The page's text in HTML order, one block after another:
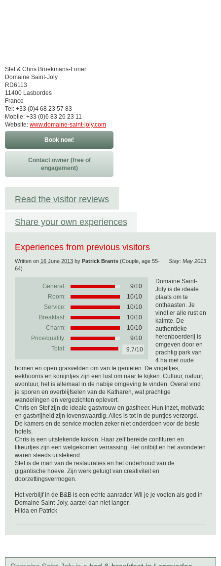
Stef & Chris Broekmans-Forier
Domaine Saint-Joly
RD6113
11400 Lasbordes
France
Tel: +33 (0)4 68 23 57 83
Mobile: +33 (0)6 83 26 23 11
Website: www.domaine-saint-joly.com
Book now!
Contact owner (free of
engagement)
Read the visitor reviews
Share your own experiences
Experiences from previous visitors
Stay: May 2013
Written on 16 June 2013 by Patrick Brants (Couple, age 55-
64)
General: 9/10
Room:
10/10
Service:
10/10
Breakfast:
10/10
Charm:
10/10
Price/quality:
9/10
Total:
9.7/10
Domaine Saint-
Joly is de ideale
plaats om te
onthaasten. Je
vindt er alle rust en
kalmte. De
authentieke
herenboerderij is
omgeven door en
prachtig park van
4 ha met oude
bomen en open grasvelden om van te genieten. De vogeltjes,
eekhoorns en konijntjes zijn een lust om naar te kijken. Cultuur, natuur,
avontuur, het is allemaal in de nabije omgeving te vinden. Overal vind
je sporen en overblijfselen van de Katharen, wat prachtige
wandelingen en vergezichten oplevert.
Chris en Stef zijn de ideale gastvrouw en gastheer. Hun inzet, motivatie
en gastvrijheid zijn lovenswaardig. Alles is tot in de puntjes verzorgd.
De kamers en de service moeten zeker niet onderdoen voor de beste
hotels.
Chris is een uitstekende kokkin. Haar zelf bereide confituren en
likeurtjes zijn een welgekomen verrassing. Het ontbijt en het avondeten
waren steeds uitstekend.
Stef is de man van de restauraties en het onderhoud van de
gigantische hoeve. Zijn werk getuigt van creativiteit en
doorzettingsvermogen.
Het verblijf in de B&B is een echte aanrader. Wil je je voelen als god in
Domaine Saint-Joly, aarzel dan niet langer.
Hilda en Patrick